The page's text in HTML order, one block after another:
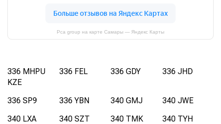
Pca group на карте Самары — Яндекс Карты
336 MHPU
KZE
336 FEL 336 GDY 336 JHD
336 SP9 336 YBN 340 GMJ
340 JWE
340 LXA
340 SZT 340 TMK
340 TYH